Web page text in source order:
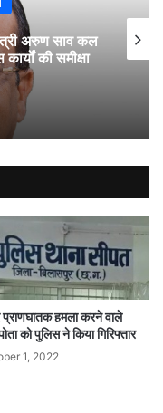
अरुण साव कल
की समीक्षा
प्राणघातक हमला करने वाले
को पुलिस ने किया गिरिफ्तार
1, 2022